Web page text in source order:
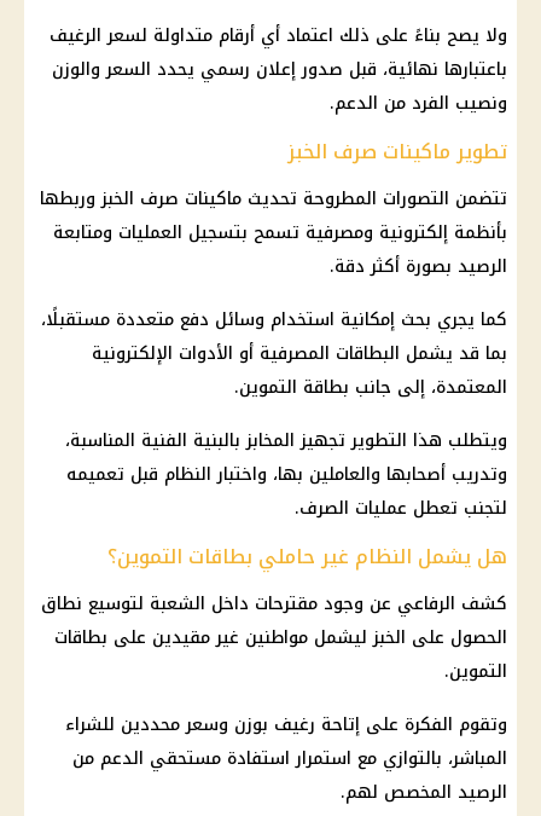
ولا يصح بناءً على ذلك اعتماد أي أرقام متداولة لسعر الرغيف
باعتبارها نهائية، قبل صدور إعلان رسمي يحدد السعر والوزن
ونصيب الفرد من الدعم.
تطوير ماكينات صرف الخبز
تتضمن التصورات المطروحة تحديث ماكينات صرف الخبزوربطها
بأنظمة إلكترونية ومصرفية تسمح بتسجيل العمليات ومتابعة
الرصيد بصورة أكثر دقة.
كما يجري بحث إمكانية استخدام وسائل دفع متعددة مستقبلًا،
بما قد يشمل البطاقات المصرفية أو الأدوات الإلكترونية
المعتمدة، إلى جانب بطاقة التموين.
ويتطلب هذا التطوير تجهيزالمخابزبالبنية الفنية المناسبة،
وتدريب أصحابها والعاملين بها، واختبار النظام قبل تعميمه
لتجنب تعطل عمليات الصرف.
هل يشمل النظام غير حاملي بطاقات التموين؟
كشف الرفاعي عن وجود مقترحات داخل الشعبة لتوسيع نطاق
الحصول على الخبز ليشمل مواطنين غير مقيدين على بطاقات
التموين.
وتقوم الفكرة على إتاحة رغيف بوزن وسعر محددين للشراء
المباشر، بالتوازي مع استمرار استفادة مستحقي الدعم من
الرصيد المخصص لهم.